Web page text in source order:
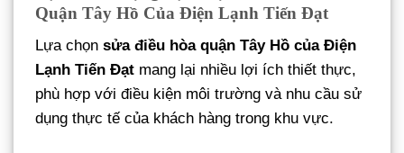
Quận Tây Hồ Của Điện Lạnh Tiến Đạt
Lựa chọn sửa điều hòa quận Tây Hồ của Điện
Lạnh Tiến Đạt mang lại nhiều lợi ích thiết thực,
phù hợp với điều kiện môi trường và nhu cầu sử
dụng thực tế của khách hàng trong khu vực.